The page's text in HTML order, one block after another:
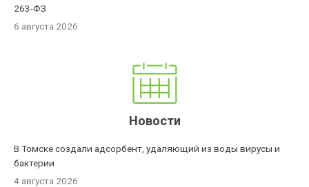
263-ФЗ
6 августа 2026
Новости
В Томске создали адсорбент, удаляющий из воды вирусы и
бактерии
4 августа 2026